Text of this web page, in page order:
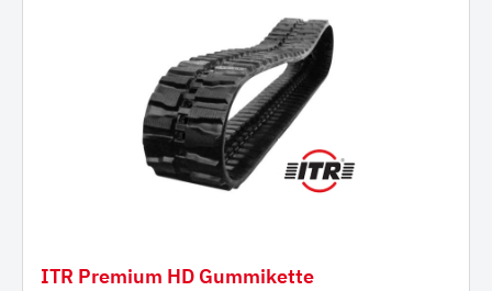
ITR Premium HD Gummikette